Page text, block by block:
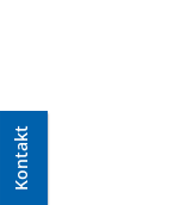
Kontakt